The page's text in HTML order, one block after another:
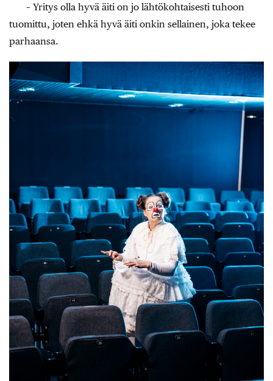
– Yritys olla hyvä äiti on jo lähtökohtaisesti tuhoon
tuomittu, joten ehkä hyvä äiti onkin sellainen, joka tekee
parhaansa.